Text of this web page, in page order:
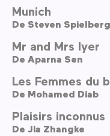
Munich
De Steven Spielberg
Mr and Mrs Iyer
De Aparna Sen
Les Femmes du
De Mohamed Diab
Plaisirs inconnus
De Jia Zhangke